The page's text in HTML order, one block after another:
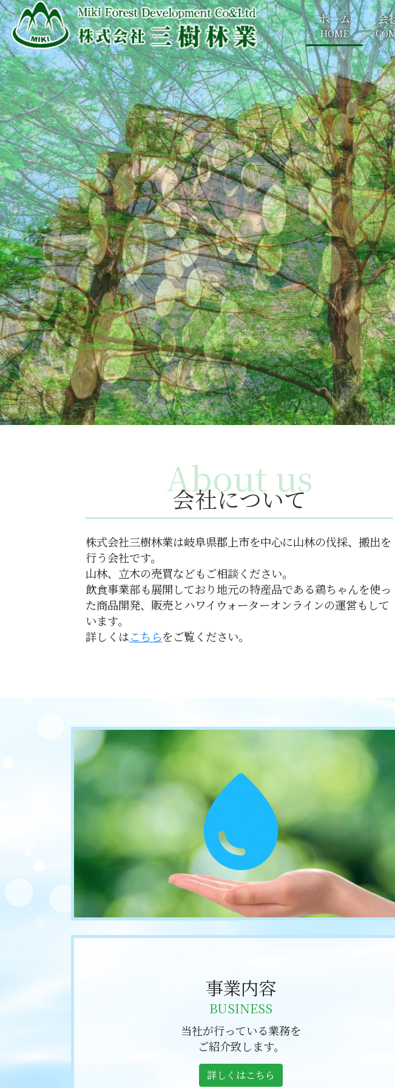
ホーム
HOME
会
会社について
株式会社三樹林業は岐阜県郡上市を中心に山林の伐採、搬出を
行う会社です。
山林、立木の売買などもご相談ください。
飲食事業部も展開しており地元の特産品である鶏ちゃんを使っ
た商品開発、販売とハワイウォーターオンラインの運営もして
います。
詳しくはこちらをご覧ください。
事業内容
BUSINESS
当社が行っている業務を
ご紹介致します。
詳しくはこちら